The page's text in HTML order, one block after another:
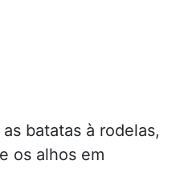
batatas à rodelas,
os alhos em